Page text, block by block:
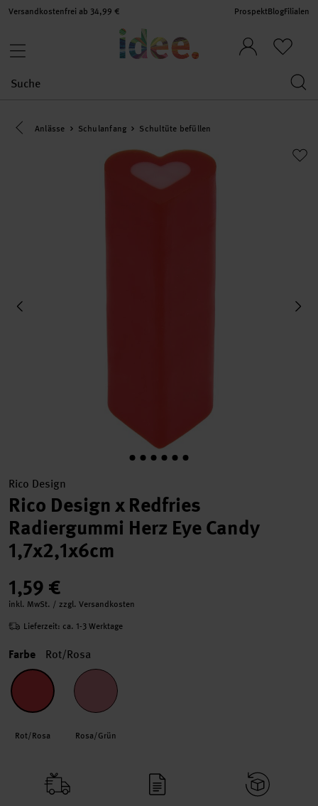
Versandkostenfrei ab 34,99 € ProspektBlogFilialen
Eine Kategorie zurück navigieren
Anlässe Schulanfang Schultüte befüllen
Rico Design
Rico Design x Redfries
Radiergummi Herz Eye Candy
1,7x2,1x6cm
1,59 €
inkl. MwSt. / zzgl. Versandkosten
Lieferzeit: ca. 1-3 Werktage
Farbe Rot/Rosa
Rot/Rosa Rosa/Grün